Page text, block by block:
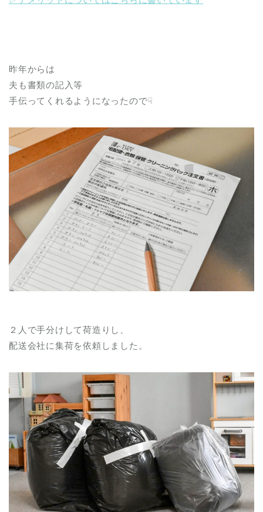
昨年からは
夫も書類の記入等
手伝ってくれるようになったので☟
２人で手分けして荷造りし、
配送会社に集荷を依頼しました。